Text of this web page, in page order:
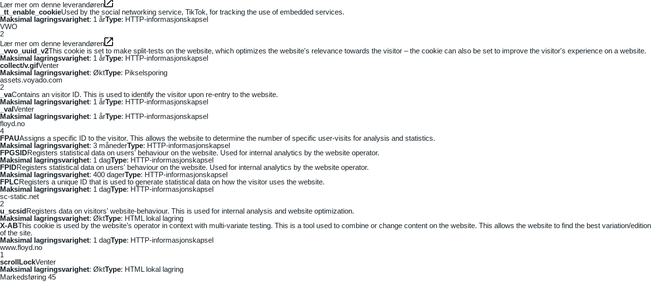
Lær mer om denne leverandøren
_tt_enable_cookieUsed by the social networking service, TikTok, for tracking the use of embedded services.
Maksimal lagringsvarighet: 1 årType: HTTP-informasjonskapsel
VWO
2
Lær mer om denne leverandøren
_vwo_uuid_v2This cookie is set to make split-tests on the website, which optimizes the website's relevance towards the visitor – the cookie can also be set to improve the visitor's experience on a website.
Maksimal lagringsvarighet: 1 årType: HTTP-informasjonskapsel
collect/v.gifVenter
Maksimal lagringsvarighet: ØktType: Pikselsporing
assets.voyado.com
2
_vaContains an visitor ID. This is used to identify the visitor upon re-entry to the website.
Maksimal lagringsvarighet: 1 årType: HTTP-informasjonskapsel
_vaIVenter
Maksimal lagringsvarighet: 1 årType: HTTP-informasjonskapsel
floyd.no
4
FPAUAssigns a specific ID to the visitor. This allows the website to determine the number of specific user-visits for analysis and statistics.
Maksimal lagringsvarighet: 3 månederType: HTTP-informasjonskapsel
FPGSIDRegisters statistical data on users' behaviour on the website. Used for internal analytics by the website operator.
Maksimal lagringsvarighet: 1 dagType: HTTP-informasjonskapsel
FPIDRegisters statistical data on users' behaviour on the website. Used for internal analytics by the website operator.
Maksimal lagringsvarighet: 400 dagerType: HTTP-informasjonskapsel
FPLCRegisters a unique ID that is used to generate statistical data on how the visitor uses the website.
Maksimal lagringsvarighet: 1 dagType: HTTP-informasjonskapsel
sc-static.net
2
u_scsidRegisters data on visitors' website-behaviour. This is used for internal analysis and website optimization.
Maksimal lagringsvarighet: ØktType: HTML lokal lagring
X-ABThis cookie is used by the website’s operator in context with multi-variate testing. This is a tool used to combine or change content on the website. This allows the website to find the best variation/edition
of the site.
Maksimal lagringsvarighet: 1 dagType: HTTP-informasjonskapsel
www.floyd.no
1
scrollLockVenter
Maksimal lagringsvarighet: ØktType: HTML lokal lagring
Markedsføring 45